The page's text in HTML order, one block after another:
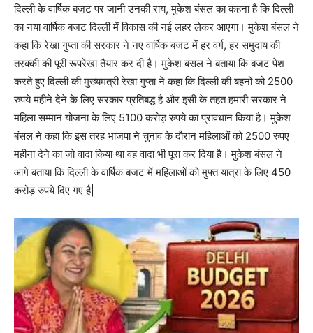
दिल्ली के वार्षिक बजट पर जानी उनकी राय, मुकेश बंसल का कहना है कि दिल्ली
का नया वार्षिक बजट दिल्ली में विकास की नई लहर लेकर आएगा। मुकेश बंसल ने
कहा कि रेखा गुप्ता की सरकार ने नए वार्षिक बजट में हर वर्ग, हर समुदाय की
तरक्की की पूरी रूपरेखा तैयार कर दी है। मुकेश बंसल ने बताया कि बजट पेश
करते हुए दिल्ली की मुख्यमंत्री रेखा गुप्ता ने कहा कि दिल्ली की बहनों को 2500
रुपये महीने देने के लिए सरकार प्रतिबद्ध है और इसी के तहत हमारी सरकार ने
महिला सम्मान योजना के लिए 5100 करोड़ रुपये का प्रावधान किया है। मुकेश
बंसल ने कहा कि इस तरह भाजपा ने चुनाव के दौरान महिलाओं को 2500 रुपए
महीना देने का जो वादा किया था वह वादा भी पूरा कर दिया है। मुकेश बंसल ने
आगे बताया कि दिल्ली के वार्षिक बजट में महिलाओं को मुफ्त यात्रा के लिए 450
करोड़ रुपये दिए गए है|